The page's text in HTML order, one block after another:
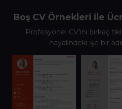
Boş CV Örnekleri ile
Profesyonel CV’ini birkaç
hayalindeki işe bir